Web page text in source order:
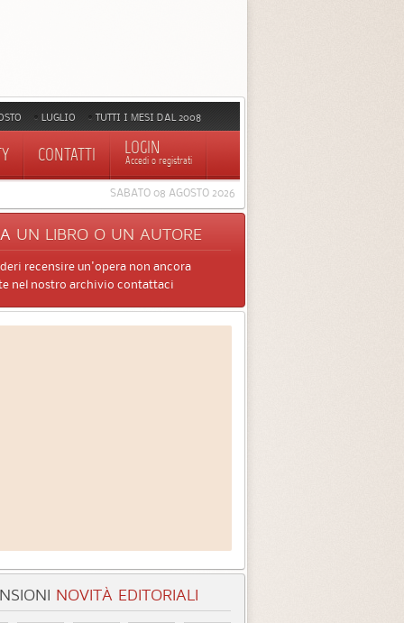
LUGLIO TUTTI I MESI DAL 2008
CONTATTI LOGIN
Accedi o registrati
SABATO 08 AGOSTO 2026
UN LIBRO O UN AUTORE
recensire un'opera non ancora
nel nostro archivio contattaci
NOVITÀ EDITORIALI